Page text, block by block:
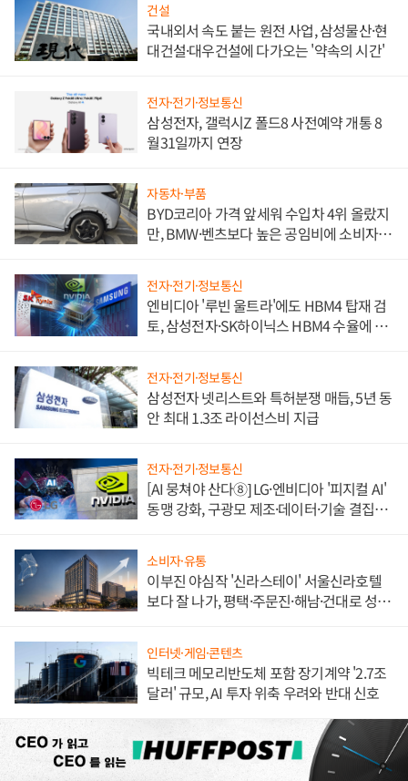
건설
국내외서 속도 붙는 원전 사업, 삼성물산·현
대건설·대우건설에 다가오는 '약속의 시간'
전자·전기·정보통신
삼성전자, 갤럭시Z 폴드8 사전예약 개통 8
월31일까지 연장
자동차·부품
BYD코리아 가격 앞세워 수입차 4위 올랐지
만, BMW·벤츠보다 높은 공임비에 소비자
전자·전기·정보통신
엔비디아 '루빈 울트라'에도 HBM4 탑재 검
토, 삼성전자·SK하이닉스 HBM4 수율에 주
전자·전기·정보통신
삼성전자 넷리스트와 특허분쟁 매듭, 5년 동
안 최대 1.3조 라이선스비 지급
전자·전기·정보통신
[AI 뭉쳐야 산다⑧] LG·엔비디아 '피지컬 AI'
동맹 강화, 구광모 제조·데이터·기술 결집
소비자·유통
이부진 야심작 '신라스테이' 서울신라호텔
보다 잘 나가, 평택·주문진·해남·건대로 성
인터넷·게임·콘텐츠
빅테크 메모리반도체 포함 장기계약 '2.7조
달러' 규모, AI 투자 위축 우려와 반대 신호